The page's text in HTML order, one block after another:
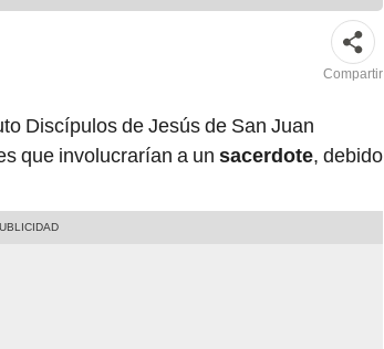
Compartir
Discípulos de Jesús de San Juan
que involucrarían a un sacerdote, debido